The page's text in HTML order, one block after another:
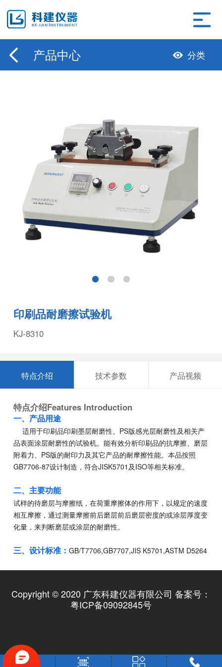
产品中心 分类
印刷品耐磨擦试验机
KJ-8310
特点介绍 技术参数 产品视频
特点介绍Features Introduction
一、产品用途
适用于印刷品印刷墨层耐磨性、PS版感光层耐磨性及相关产
品表面涂层耐磨性的试验机。能有效分析印刷品的抗摩擦、磨层
附着力、PS版的耐印力及其它产品的耐摩擦性能。本品按照
GB7706-87设计制造，符合JISK5701及ISO等相关标准。
二、 主要功能
试样的待磨层与摩擦纸，在荷重摩擦体的作用下，以规定的速度
相互摩擦，通过测量摩擦前后磨层前后磨层密度的或涂层厚度变
化量，来判断磨层或涂层的耐磨性。
三、 设计标准： GB/T7706,GB7707,JIS K5701,ASTM D5264
Copyright © 2020 广东科建仪器有限公司 备案号：
粤ICP备09092845号